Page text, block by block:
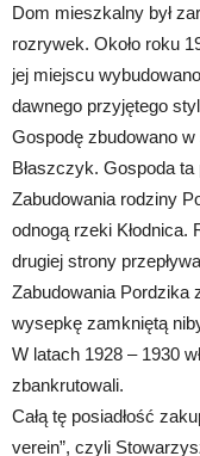
Dom mieszkalny był
rozrywek. Około roku
jej miejscu
dawnego przyjętego
Gospodę zbudowano w
Błaszczyk. Gospoda
Zabudowania rodziny
odnogą rzeki Kłodnica.
drugiej strony
Zabudowania Pordzika
wysepkę zamkniętą
W latach 1928 – 1930
zbankrutowali.
Całą tę posiadłość
verein”, czyli